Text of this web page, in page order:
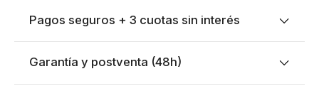
Pagos seguros + 3 cuotas sin interés
Garantía y postventa (48h)